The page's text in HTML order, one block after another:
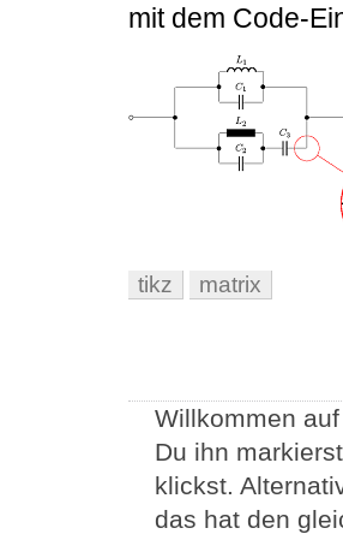
mit dem Code-
tikz matrix
Willkommen
Du ihn
klickst.
das hat den